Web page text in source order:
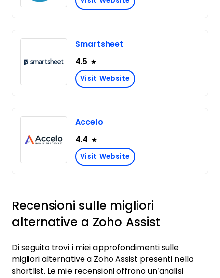
Smartsheet
4.5
Visit Website
Accelo
4.4
Visit Website
Recensioni sulle migliori
alternative a Zoho Assist
Di seguito trovi i miei approfondimenti sulle
migliori alternative a Zoho Assist presenti nella
shortlist. Le mie recensioni offrono un’analisi